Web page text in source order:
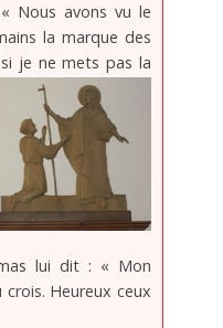
Nous avons vu le
la marque des
je ne mets pas la
lui dit : « Mon
Heureux ceux